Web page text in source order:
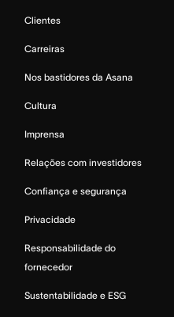
Clientes
Carreiras
Nos bastidores da Asana
Cultura
Imprensa
Relações com investidores
Confiança e segurança
Privacidade
Responsabilidade do
fornecedor
Sustentabilidade e ESG